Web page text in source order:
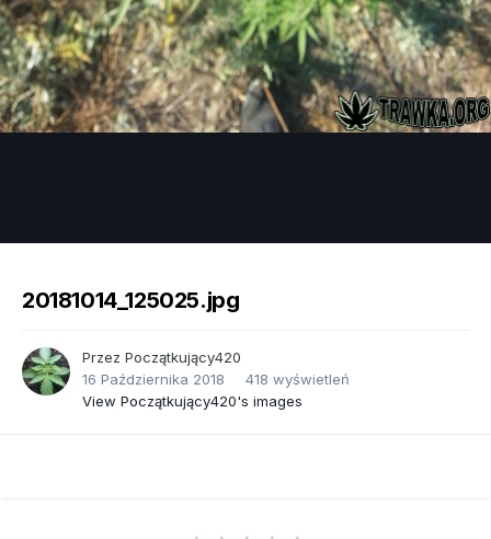
20181014_125025.jpg
Przez Początkujący420
16 Października 2018
418 wyświetleń
View Początkujący420's images